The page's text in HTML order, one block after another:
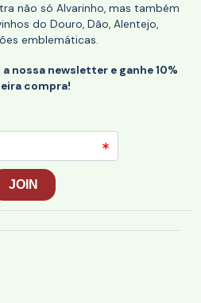
não só Alvarinho, mas também
do Douro, Dão, Alentejo,
emblemáticas.
nossa newsletter e ganhe 10%
compra!